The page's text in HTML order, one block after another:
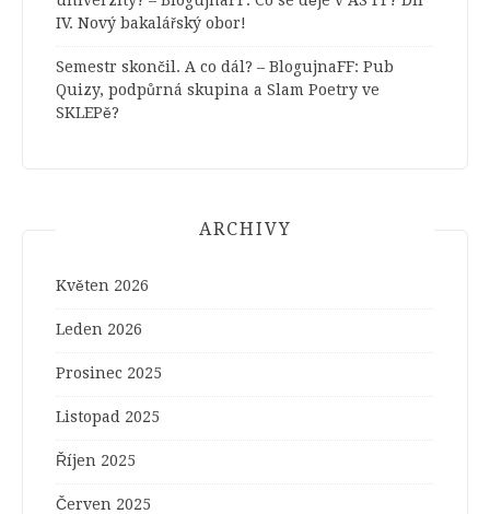
IV. Nový bakalářský obor!
Semestr skončil. A co dál? – BlogujnaFF: Pub
Quizy, podpůrná skupina a Slam Poetry ve
SKLEPě?
ARCHIVY
Květen 2026
Leden 2026
Prosinec 2025
Listopad 2025
Říjen 2025
Červen 2025